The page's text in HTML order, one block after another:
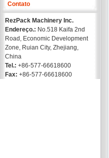
Contato
RezPack Machinery Inc.
Endereço.: No.518 Kaifa 2nd
Road, Economic Development
Zone, Ruian City, Zhejiang,
China
Tel.: +86-577-66618600
Fax: +86-577-66618600